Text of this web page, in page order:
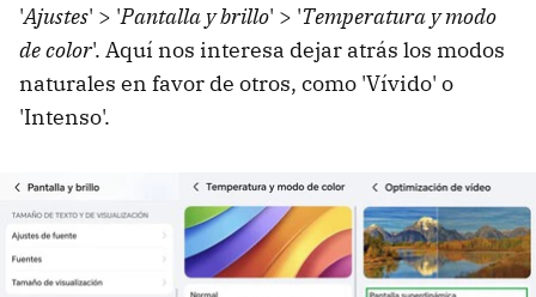
'Ajustes' > 'Pantalla y brillo' > 'Temperatura y modo
de color'. Aquí nos interesa dejar atrás los modos
naturales en favor de otros, como 'Vívido' o
'Intenso'.